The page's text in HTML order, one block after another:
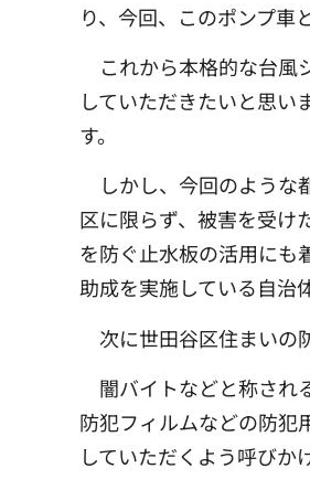
り、今回、このポンプ車
これから本格的な台風
していただきたいと思
す。
しかし、今回のよう
区に限らず、被害を受け
を防ぐ止水板の活用にも
助成を実施している自治
次に世田谷区住まいの
闇バイトなどと称され
防犯フィルムなどの防犯
していただくよう呼びか